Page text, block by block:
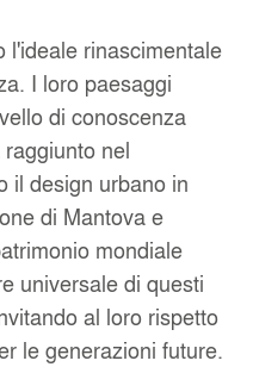
l'ideale rinascimentale
I loro paesaggi
di conoscenza
nel
il design urbano in
di Mantova e
mondiale
universale di questi
al loro rispetto
le generazioni future.